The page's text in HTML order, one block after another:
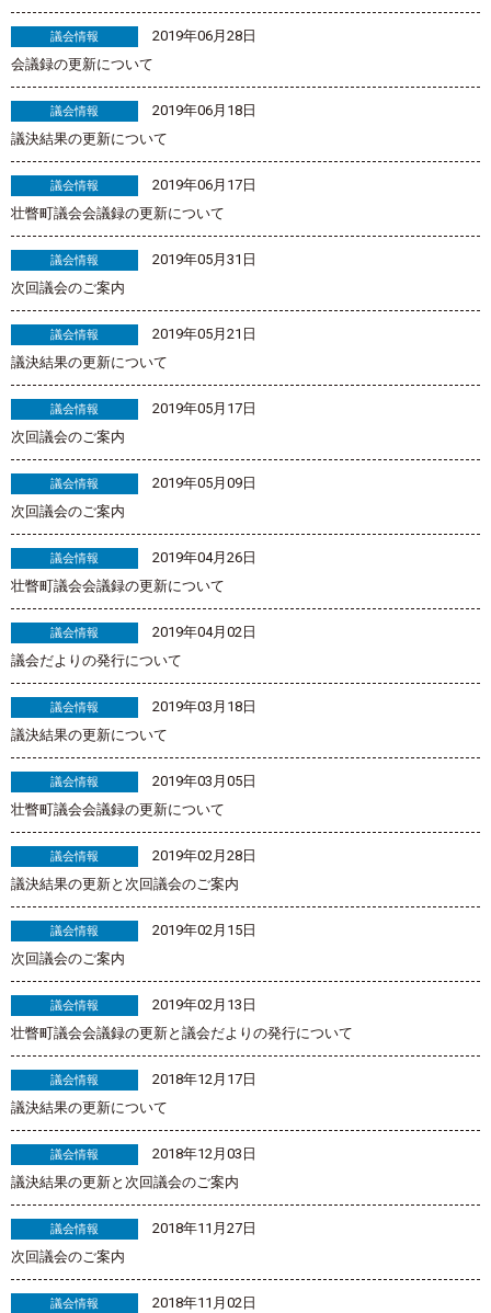
議会情報
2019年06月28日
会議録の更新について
議会情報
2019年06月18日
議決結果の更新について
議会情報
2019年06月17日
壮瞥町議会会議録の更新について
議会情報
2019年05月31日
次回議会のご案内
議会情報
2019年05月21日
議決結果の更新について
議会情報
2019年05月17日
次回議会のご案内
議会情報
2019年05月09日
次回議会のご案内
議会情報
2019年04月26日
壮瞥町議会会議録の更新について
議会情報
2019年04月02日
議会だよりの発行について
議会情報
2019年03月18日
議決結果の更新について
議会情報
2019年03月05日
壮瞥町議会会議録の更新について
議会情報
2019年02月28日
議決結果の更新と次回議会のご案内
議会情報
2019年02月15日
次回議会のご案内
議会情報
2019年02月13日
壮瞥町議会会議録の更新と議会だよりの発行について
議会情報
2018年12月17日
議決結果の更新について
議会情報
2018年12月03日
議決結果の更新と次回議会のご案内
議会情報
2018年11月27日
次回議会のご案内
議会情報 2018年11月02日